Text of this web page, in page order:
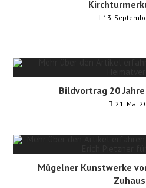
13.
Bildvortrag 20
21. Mai
Mügelner Kunstwerke